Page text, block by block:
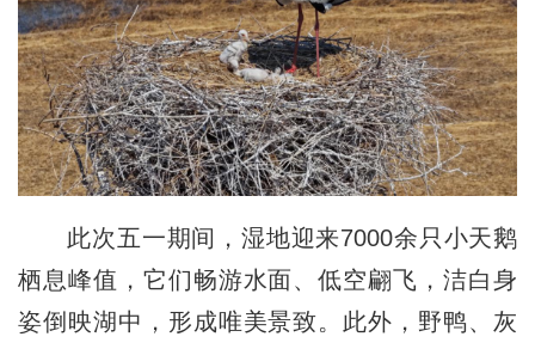
此次五一期间，湿地迎来7000余只小天鹅
栖息峰值，它们畅游水面、低空翩飞，洁白身
姿倒映湖中，形成唯美景致。此外，野鸭、灰